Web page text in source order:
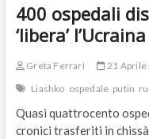
400 ospedali
‘libera’ l’Ucraina
Greta Ferrari
21 Aprile
Liashko ospedale putin
Quasi quattrocento
cronici trasferiti in